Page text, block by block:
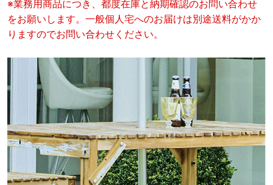
※業務用商品につき、都度在庫と納期確認のお問い合わせ
をお願いします。一般個人宅へのお届けは別途送料がかか
りますのでお問い合わせください。